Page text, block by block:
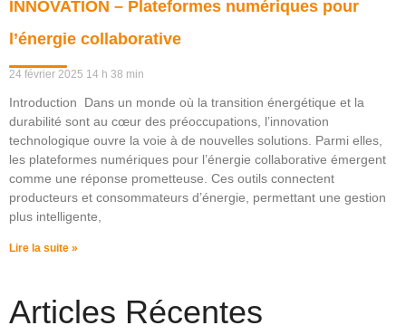
INNOVATION – Plateformes numériques pour
l’énergie collaborative
24 février 2025 14 h 38 min
Introduction Dans un monde où la transition énergétique et la
durabilité sont au cœur des préoccupations, l’innovation
technologique ouvre la voie à de nouvelles solutions. Parmi elles,
les plateformes numériques pour l’énergie collaborative émergent
comme une réponse prometteuse. Ces outils connectent
producteurs et consommateurs d’énergie, permettant une gestion
plus intelligente,
Lire la suite »
Articles Récentes